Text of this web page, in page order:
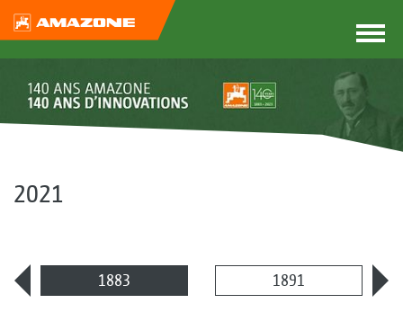
2021
1883 1891